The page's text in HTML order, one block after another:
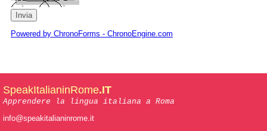
Powered by ChronoForms - ChronoEngine.com
SpeakItalianinRome.IT
Apprendere la lingua italiana a Roma
info@speakitalianinrome.it